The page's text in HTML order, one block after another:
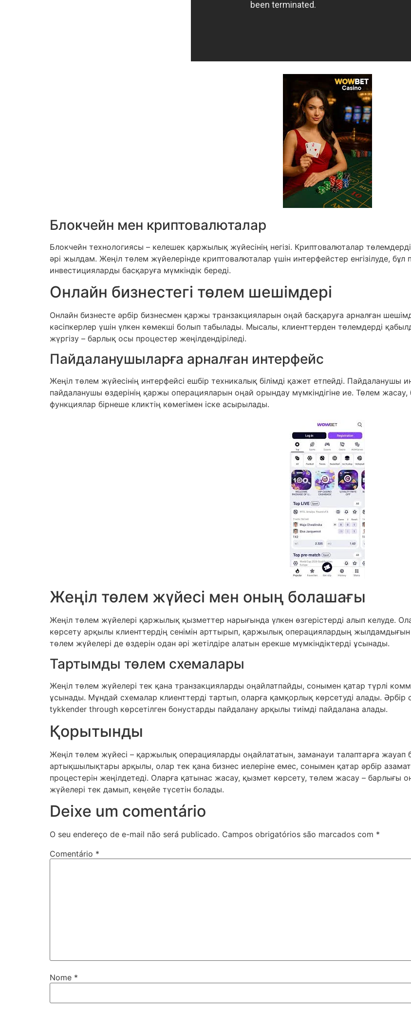
Блокчейн мен криптовалюталар
Блокчейн технологиясы – келешек қаржылық жүйесінің негізі. Криптовалюталар
әрі жылдам. Жеңіл төлем жүйелерінде криптовалюталар үшін интерфейстер енгізілуде,
инвестицияларды басқаруға мүмкіндік береді.
Онлайн бизнестегі төлем шешімдері
Онлайн бизнесте әрбір бизнесмен қаржы транзакцияларын оңай басқаруға арналған
кәсіпкерлер үшін үлкен көмекші болып табылады. Мысалы, клиенттерден төлемдерді
жүргізу – барлық осы процестер жеңілдендіріледі.
Пайдаланушыларға арналған интерфейс
Жеңіл төлем жүйесінің интерфейсі ешбір техникалық білімді қажет етпейді. Пайдаланушы
пайдаланушы өздерінің қаржы операцияларын оңай орындау мүмкіндігіне ие. Төлем
функциялар бірнеше кликтің көмегімен іске асырылады.
Жеңіл төлем жүйесі мен оның болашағы
Жеңіл төлем жүйелері қаржылық қызметтер нарығында үлкен өзгерістерді алып келуде.
көрсету арқылы клиенттердің сенімін арттырып, қаржылық операциялардың жылдамдығын
төлем жүйелері де өздерін одан әрі жетілдіре алатын ерекше мүмкіндіктерді ұсынады.
Тартымды төлем схемалары
Жеңіл төлем жүйелері тек қана транзакцияларды оңайлатпайды, сонымен қатар түрлі
ұсынады. Мұндай схемалар клиенттерді тартып, оларға қамқорлық көрсетуді алады. Әрбір
tykkender through көрсетілген бонустарды пайдалану арқылы тиімді пайдалана алады.
Қорытынды
Жеңіл төлем жүйесі – қаржылық операцияларды оңайлататын, заманауи талаптарға жауап
артықшылықтары арқылы, олар тек қана бизнес иелеріне емес, сонымен қатар әрбір
процестерін жеңілдетеді. Оларға қатынас жасау, қызмет көрсету, төлем жасау – барлығы
жүйелері тек дамып, кеңейе түсетін болады.
Deixe um comentário
O seu endereço de e-mail não será publicado. Campos obrigatórios são marcados com *
Comentário *
Nome *